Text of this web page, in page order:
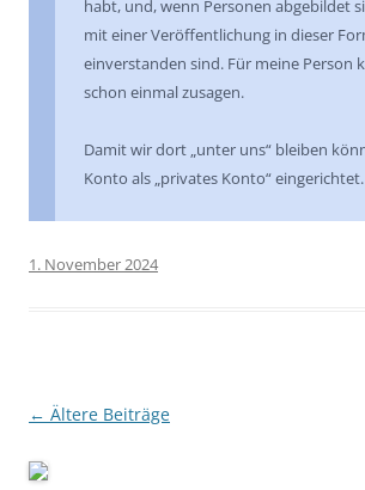
habt, und, wenn Personen abgebildet
mit einer Veröffentlichung in dieser
einverstanden sind. Für meine Person
schon einmal zusagen.
Damit wir dort „unter uns“ bleiben
Konto als „privates Konto“ eingerichtet.
1. November 2024
Beitragsnavigation
← Ältere Beiträge